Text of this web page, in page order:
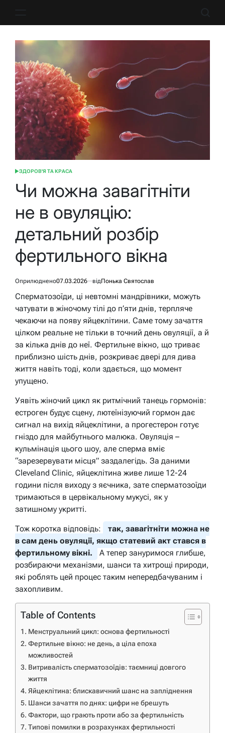
ОПУБЛІКУВАТИ
ЗДОРОВ'Я ТА КРАСА
Чи можна завагітніти
не в овуляцію:
детальний розбір
фертильного вікна
Оприлюднено07.03.2026 відПонька Святослав
Сперматозоїди, ці невтомні мандрівники, можуть
чатувати в жіночому тілі до п’яти днів, терпляче
чекаючи на появу яйцеклітини. Саме тому зачаття
цілком реальне не тільки в точний день овуляції, а й
за кілька днів до неї. Фертильне вікно, що триває
приблизно шість днів, розкриває двері для дива
життя навіть тоді, коли здається, що момент
упущено.
Уявіть жіночий цикл як ритмічний танець гормонів:
естроген будує сцену, лютеїнізуючий гормон дає
сигнал на вихід яйцеклітини, а прогестерон готує
гніздо для майбутнього малюка. Овуляція –
кульмінація цього шоу, але сперма вміє
“зарезервувати місця” заздалегідь. За даними
Cleveland Clinic, яйцеклітина живе лише 12-24
години після виходу з яєчника, зате сперматозоїди
тримаються в цервікальному мукусі, як у
затишному укритті.
Тож коротка відповідь:
так, завагітніти можна не
в сам день овуляції, якщо статевий акт стався в
фертильному вікні.
А тепер зануримося глибше,
розбираючи механізми, шанси та хитрощі природи,
які роблять цей процес таким непередбачуваним і
захопливим.
Table of Contents
Менструальний цикл: основа фертильності
Фертильне вікно: не день, а ціла епоха
можливостей
Витривалість сперматозоїдів: таємниці довгого
життя
Яйцеклітина: блискавичний шанс на запліднення
Шанси зачаття по днях: цифри не брешуть
Фактори, що грають проти або за фертильність
Типові помилки в розрахунках фертильності